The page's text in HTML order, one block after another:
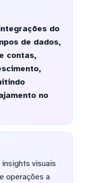
do
de dados,
contas,
no
visuais
operações a